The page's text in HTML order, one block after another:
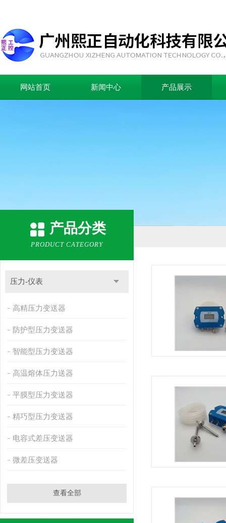
网站首页 新闻中心 产品展示
产品分类
PRODUCT CATEGORY
压力-仪表
高精压力变送器
防护型压力变送器
智能型压力变送器
高温熔体压力送器
平膜型压力变送器
精巧型压力变送器
电容式差压变送器
微差压变送器
查看全部